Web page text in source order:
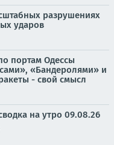
разрушениях
ударов
портам Одессы
«Бандеролями» и
- свой смысл
на утро 09.08.26